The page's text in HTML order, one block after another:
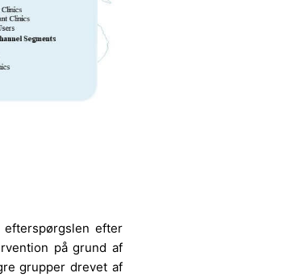
efter
på grund af
grupper drevet af